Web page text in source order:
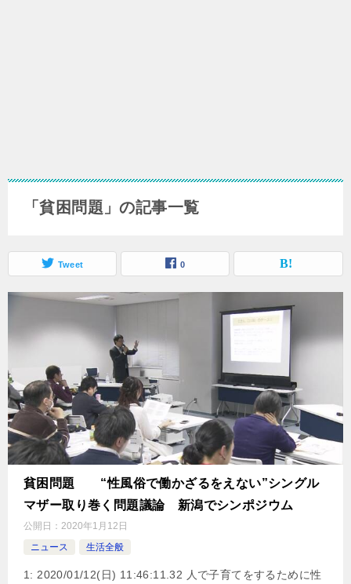
「貧困問題」の記事一覧
Tweet 0
貧困問題 “性風俗で働かざるをえない”シングル
マザー取り巻く問題議論 新潟でシンポジウム
公開日： 2020年1月12日
ニュース
生活全般
1: 2020/01/12(日) 11:46:11.32 人で子育てをするために性